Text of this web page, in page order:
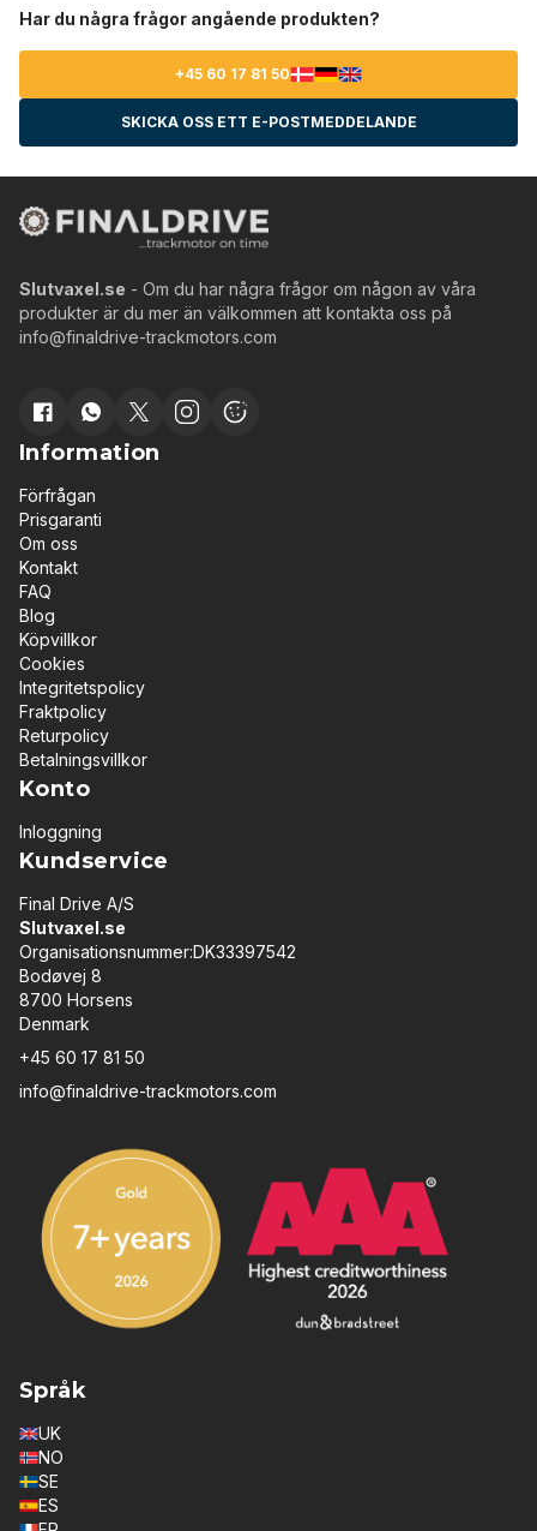
Har du några frågor angående produkten?
+45 60 17 81 50
SKICKA OSS ETT E-POSTMEDDELANDE
Slutvaxel.se - Om du har några frågor om någon av våra
produkter är du mer än välkommen att kontakta oss på
info@finaldrive-trackmotors.com
Information
Förfrågan
Prisgaranti
Om oss
Kontakt
FAQ
Blog
Köpvillkor
Cookies
Integritetspolicy
Fraktpolicy
Returpolicy
Betalningsvillkor
Konto
Inloggning
Kundservice
Final Drive A/S
Slutvaxel.se
Organisationsnummer:DK33397542
Bodøvej 8
8700 Horsens
Denmark
+45 60 17 81 50
info@finaldrive-trackmotors.com
Språk
UK
NO
SE
ES